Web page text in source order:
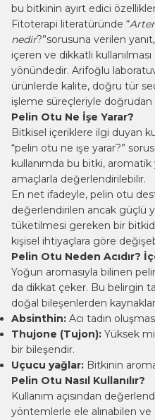
bu bitkinin ayırt edici
Fitoterapi literatüründe “
nedir?”sorusuna verilen
içeren ve dikkatli
yönündedir. Arifoğlu
ürünlerde kalite, doğru tür
işleme süreçleriyle doğrudan
Pelin Otu Ne İşe Yarar?
Bitkisel içeriklere ilgi duyan
“pelin otu ne işe yarar?”
kullanımda bu bitki, aromatik
amaçlarla değerlendirilebilir.
En net ifadeyle, pelin otu
değerlendirilen ancak güçlü
tüketilmesi gereken bir
kişisel ihtiyaçlara göre
Pelin Otu Neden Acıdır?
Yoğun aromasıyla bilinen
da dikkat çeker. Bu belirgin
doğal bileşenlerden
Absinthin: Acı tadın
Thujone (Tujon): Yüksek
bir bileşendir.
Uçucu yağlar: Bitkinin
Pelin Otu Nasıl Kullanılır?
Kullanım açısından
yöntemlerle ele alınabilen ve